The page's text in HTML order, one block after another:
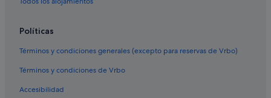
Políticas
Términos y condiciones generales (excepto para reservas de Vrbo)
Términos y condiciones de Vrbo
Accesibilidad